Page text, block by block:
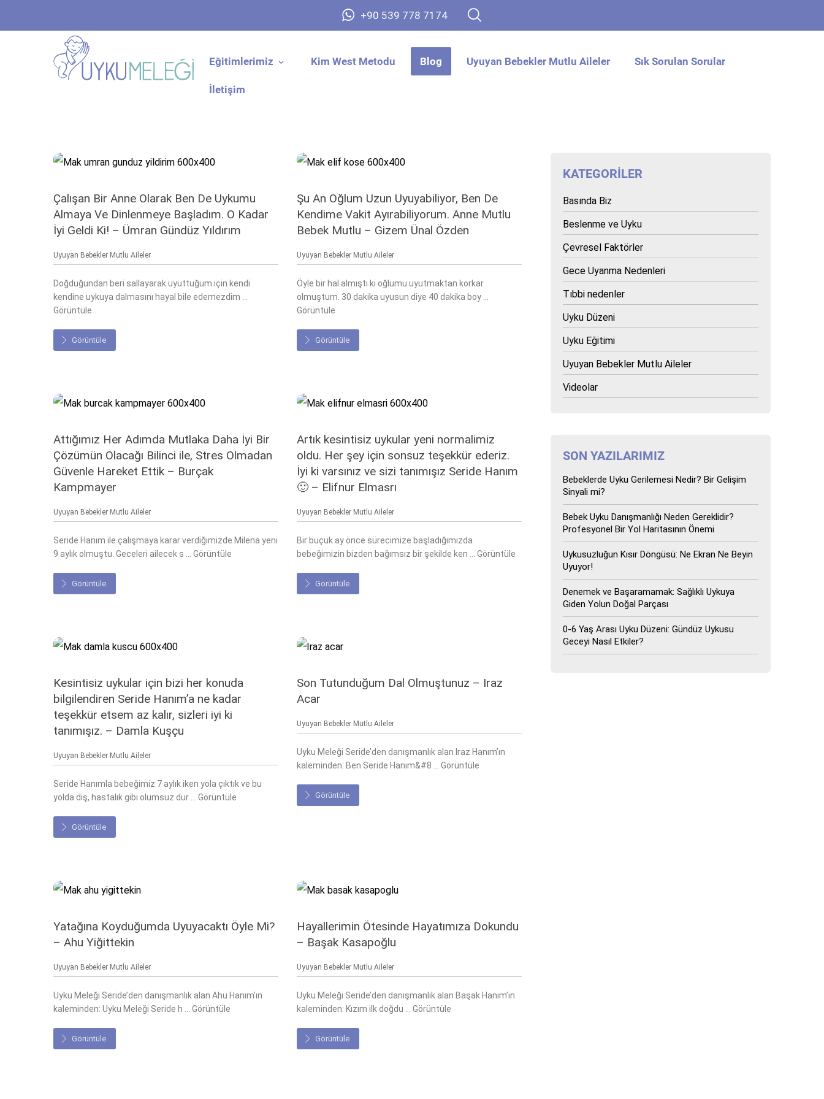
+90 539 778 7174
Eğitimlerimiz Kim West Metodu Blog Uyuyan Bebekler Mutlu Aileler Sık Sorulan Sorular
İletişim
Çalışan Bir Anne Olarak Ben De Uykumu
Almaya Ve Dinlenmeye Başladım. O Kadar
İyi Geldi Ki! – Ümran Gündüz Yıldırım
Uyuyan Bebekler Mutlu Aileler
Doğduğundan beri sallayarak uyuttuğum için kendi
kendine uykuya dalmasını hayal bile edemezdim ...
Görüntüle
Görüntüle
Şu An Oğlum Uzun Uyuyabiliyor, Ben De
Kendime Vakit Ayırabiliyorum. Anne Mutlu
Bebek Mutlu – Gizem Ünal Özden
Uyuyan Bebekler Mutlu Aileler
Öyle bir hal almıştı ki oğlumu uyutmaktan korkar
olmuştum. 30 dakika uyusun diye 40 dakika boy ...
Görüntüle
Görüntüle
Attığımız Her Adımda Mutlaka Daha İyi Bir
Çözümün Olacağı Bilinci ile, Stres Olmadan
Güvenle Hareket Ettik – Burçak
Kampmayer
Uyuyan Bebekler Mutlu Aileler
Seride Hanım ile çalışmaya karar verdiğimizde Milena yeni
9 aylık olmuştu. Geceleri ailecek s ... Görüntüle
Görüntüle
Artık kesintisiz uykular yeni normalimiz
oldu. Her şey için sonsuz teşekkür ederiz.
İyi ki varsınız ve sizi tanımışız Seride Hanım
🙂 – Elifnur Elmasrı
Uyuyan Bebekler Mutlu Aileler
Bir buçuk ay önce sürecimize başladığımızda
bebeğimizin bizden bağımsız bir şekilde ken ... Görüntüle
Görüntüle
Kesintisiz uykular için bizi her konuda
bilgilendiren Seride Hanım’a ne kadar
teşekkür etsem az kalır, sizleri iyi ki
tanımışız. – Damla Kuşçu
Uyuyan Bebekler Mutlu Aileler
Seride Hanımla bebeğimiz 7 aylık iken yola çıktık ve bu
yolda diş, hastalık gibi olumsuz dur ... Görüntüle
Görüntüle
Son Tutunduğum Dal Olmuştunuz – Iraz
Acar
Uyuyan Bebekler Mutlu Aileler
Uyku Meleği Seride’den danışmanlık alan Iraz Hanım’ın
kaleminden: Ben Seride Hanım&#8 ... Görüntüle
Görüntüle
Yatağına Koyduğumda Uyuyacaktı Öyle Mi?
– Ahu Yiğittekin
Uyuyan Bebekler Mutlu Aileler
Uyku Meleği Seride’den danışmanlık alan Ahu Hanım’ın
kaleminden: Uyku Meleği Seride h ... Görüntüle
Görüntüle
Hayallerimin Ötesinde Hayatımıza Dokundu
– Başak Kasapoğlu
Uyuyan Bebekler Mutlu Aileler
Uyku Meleği Seride’den danışmanlık alan Başak Hanım’ın
kaleminden: Kızım ilk doğdu ... Görüntüle
Görüntüle
KATEGORILER
Basında Biz
Beslenme ve Uyku
Çevresel Faktörler
Gece Uyanma Nedenleri
Tıbbi nedenler
Uyku Düzeni
Uyku Eğitimi
Uyuyan Bebekler Mutlu Aileler
Videolar
SON YAZILARIMIZ
Bebeklerde Uyku Gerilemesi Nedir? Bir Gelişim
Sinyali mi?
Bebek Uyku Danışmanlığı Neden Gereklidir?
Profesyonel Bir Yol Haritasının Önemi
Uykusuzluğun Kısır Döngüsü: Ne Ekran Ne Beyin
Uyuyor!
Denemek ve Başaramamak: Sağlıklı Uykuya
Giden Yolun Doğal Parçası
0-6 Yaş Arası Uyku Düzeni: Gündüz Uykusu
Geceyi Nasıl Etkiler?